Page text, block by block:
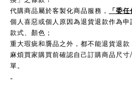
代購商品屬於客製化商品服務，
「委
個人喜惡或個人原因為退貨退款作為申
款式、顏色；
重大瑕疵和贗品之外，都不能退貨退款
麻煩買家購買前確認自己訂購商品尺
單。
-